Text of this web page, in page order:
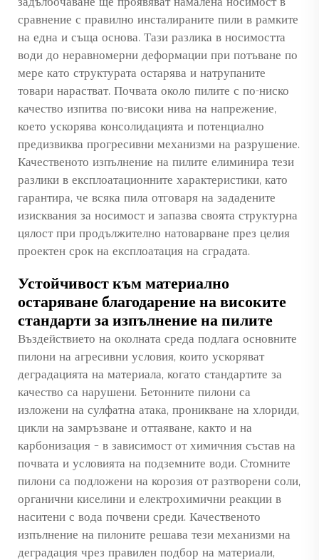
сравнение с правилно инсталираните пили в рамките
на една и съща основа. Тази разлика в носимостта
води до неравномерни деформации при потъване по
мере като структурата остарява и натрупаните
товари нарастват. Почвата около пилите с по-ниско
качество изпитва по-високи нива на напрежение,
което ускорява консолидацията и потенциално
предизвиква прогресивни механизми на разрушение.
Качественото изпълнение на пилите елиминира тези
разлики в експлоатационните характеристики, като
гарантира, че всяка пила отговаря на зададените
изисквания за носимост и запазва своята структурна
цялост при продължително натоварване през целия
проектен срок на експлоатация на сградата.
Устойчивост към материално
остаряване благодарение на високите
стандарти за изпълнение на пилите
Въздействието на околната среда подлага основните
пилони на агресивни условия, които ускоряват
деградацията на материала, когато стандартите за
качество са нарушени. Бетонните пилони са
изложени на сулфатна атака, проникване на хлориди,
цикли на замръзване и оттаяване, както и на
карбонизация – в зависимост от химичния състав на
почвата и условията на подземните води. Стомните
пилони са подложени на корозия от разтворени соли,
органични киселини и електрохимични реакции в
наситени с вода почвени среди. Качественото
изпълнение на пилоните решава тези механизми на
деградация чрез правилен подбор на материали,